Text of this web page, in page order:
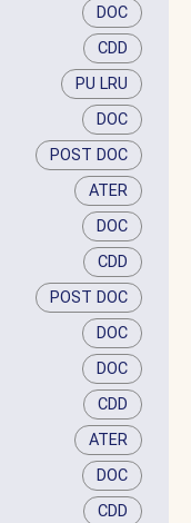
DOC
CDD
PU LRU
DOC
POST DOC
ATER
DOC
CDD
POST DOC
DOC
DOC
CDD
ATER
DOC
CDD